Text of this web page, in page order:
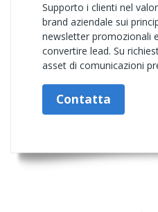
Supporto i clienti nel
brand aziendale sui
newsletter promozionali
convertire lead. Su
asset di comunicazioni
Contatta